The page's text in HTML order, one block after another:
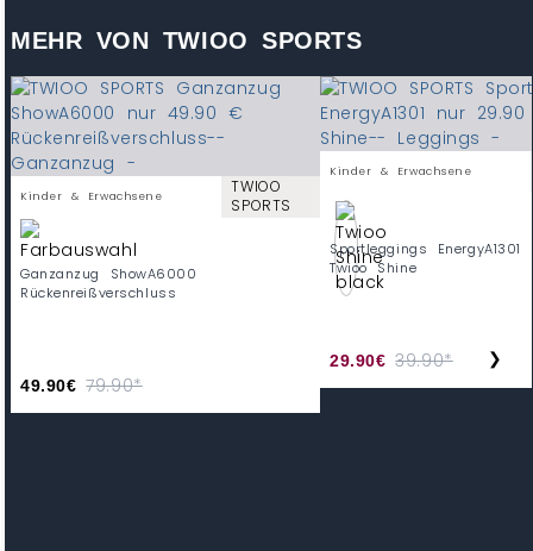
MEHR VON TWIOO SPORTS
Kinder & Erwachsene
TWIOO
SPORTS
Ganzanzug ShowA6000
Rückenreißverschluss
49.90€ 79.90*
Kinder & Erwachsene
Sportleggings EnergyA1301
Twioo Shine
29.90€ 39.90* ❯